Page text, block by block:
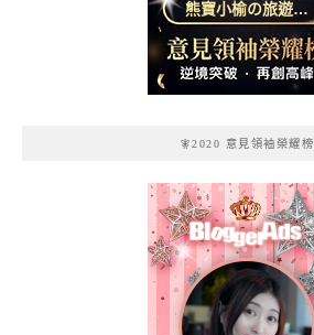
熊寶小榆の旅遊日
記
🧚2020 意見領袖榮耀榜